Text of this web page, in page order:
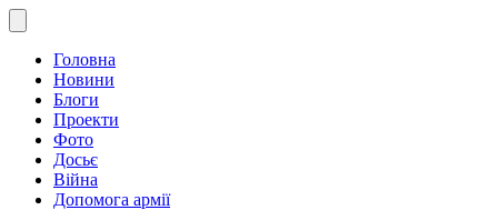
Головна
Новини
Блоги
Проекти
Фото
Досьє
Війна
Допомога армії